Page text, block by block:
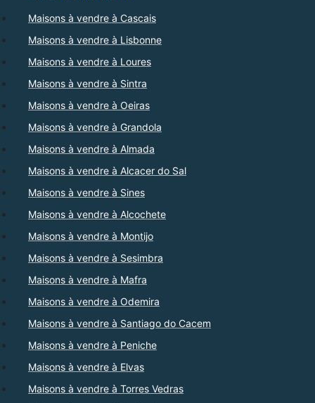
Maisons à vendre à Cascais
Maisons à vendre à Lisbonne
Maisons à vendre à Loures
Maisons à vendre à Sintra
Maisons à vendre à Oeiras
Maisons à vendre à Grandola
Maisons à vendre à Almada
Maisons à vendre à Alcacer do Sal
Maisons à vendre à Sines
Maisons à vendre à Alcochete
Maisons à vendre à Montijo
Maisons à vendre à Sesimbra
Maisons à vendre à Mafra
Maisons à vendre à Odemira
Maisons à vendre à Santiago do Cacem
Maisons à vendre à Peniche
Maisons à vendre à Elvas
Maisons à vendre à Torres Vedras